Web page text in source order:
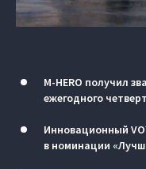
M‑HERO получил
ежегодного
Инновационный
в номинации